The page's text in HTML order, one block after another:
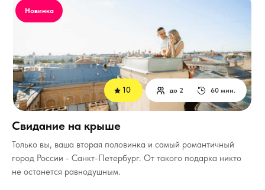
Только вы, ваша вторая половинка и самый романтичный
город России - Санкт-Петербург. От такого подарка никто
не останется равнодушным.
60 мин.
до 2
Новинка
Свидание на крыше
10